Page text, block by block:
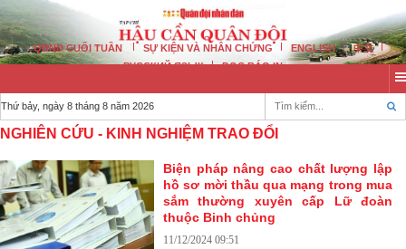
QĐND CUỐI TUẦN SỰ KIỆN VÀ NHÂN CHỨNG ENGLISH
中文
РУССКИЙ ЯЗЫК
ĐỌC BÁO IN
Thứ bảy, ngày 8 tháng 8 năm 2026
NGHIÊN CỨU - KINH NGHIỆM TRAO ĐỔI
Biện pháp nâng cao chất lượng lập
hồ sơ mời thầu qua mạng trong mua
sắm thường xuyên cấp Lữ đoàn
thuộc Binh chủng
11/12/2024 09:51